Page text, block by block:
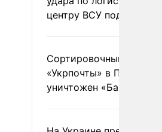
центру ВСУ под Киевом
Сортировочный пункт
«Укрпочты» в
уничтожен